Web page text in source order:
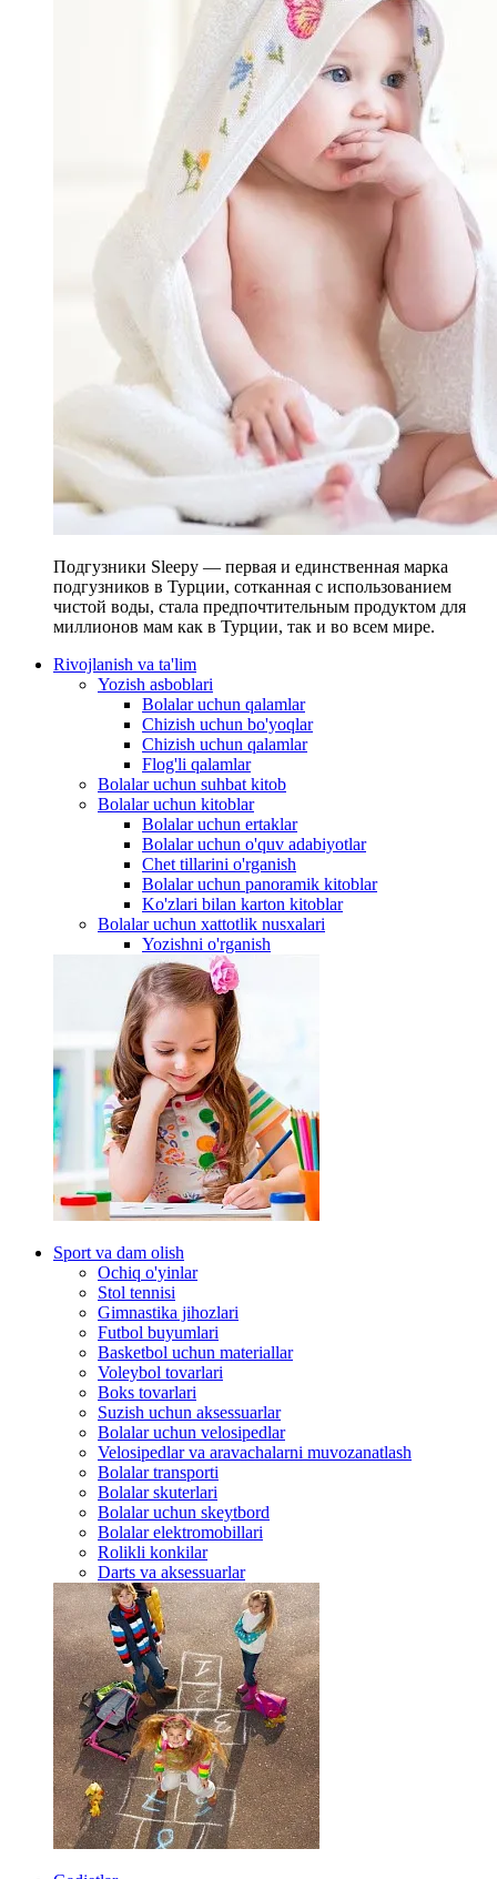
Подгузники Sleepy — первая и единственная марка
подгузников в Турции, сотканная с использованием
чистой воды, стала предпочтительным продуктом для
миллионов мам как в Турции, так и во всем мире.
Rivojlanish va ta'lim
Yozish asboblari
Bolalar uchun qalamlar
Chizish uchun bo'yoqlar
Chizish uchun qalamlar
Flog'li qalamlar
Bolalar uchun suhbat kitob
Bolalar uchun kitoblar
Bolalar uchun ertaklar
Bolalar uchun o'quv adabiyotlar
Chet tillarini o'rganish
Bolalar uchun panoramik kitoblar
Ko'zlari bilan karton kitoblar
Bolalar uchun xattotlik nusxalari
Yozishni o'rganish
Sport va dam olish
Ochiq o'yinlar
Stol tennisi
Gimnastika jihozlari
Futbol buyumlari
Basketbol uchun materiallar
Voleybol tovarlari
Boks tovarlari
Suzish uchun aksessuarlar
Bolalar uchun velosipedlar
Velosipedlar va aravachalarni muvozanatlash
Bolalar transporti
Bolalar skuterlari
Bolalar uchun skeytbord
Bolalar elektromobillari
Rolikli konkilar
Darts va aksessuarlar